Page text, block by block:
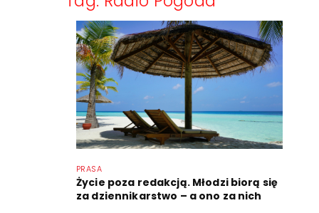
PRASA
Życie poza redakcją. Młodzi biorą się
za dziennikarstwo – a ono za nich